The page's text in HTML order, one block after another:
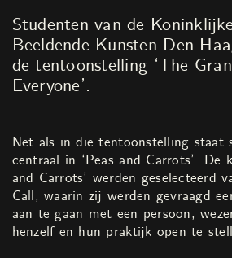
Studenten van de
Beeldende Kunsten Den
de tentoonstelling ‘The
Everyone’.
Net als in die tentoonstelling staat
centraal in ‘Peas and Carrots’. De
and Carrots’ werden geselecteerd
Call, waarin zij werden gevraagd
aan te gaan met een persoon,
henzelf en hun praktijk open te